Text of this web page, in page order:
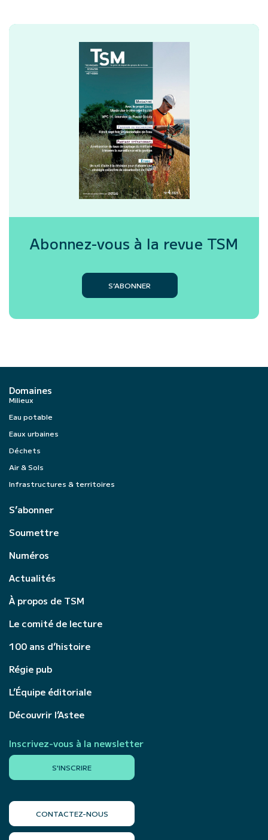
Abonnez-vous à la revue TSM
S’ABONNER
Domaines
Milieux
Eau potable
Eaux urbaines
Déchets
Air & Sols
Infrastructures & territoires
S’abonner
Soumettre
Numéros
Actualités
À propos de TSM
Le comité de lecture
100 ans d’histoire
Régie pub
L’Équipe éditoriale
Découvrir l’Astee
Inscrivez-vous à la newsletter
S'INSCRIRE
CONTACTEZ-NOUS